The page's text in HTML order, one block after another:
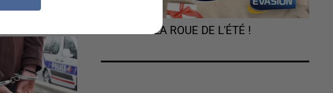
TOURNEZ LA ROUE DE L'ÉTÉ !